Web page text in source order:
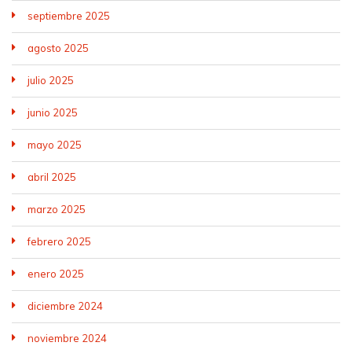
septiembre 2025
agosto 2025
julio 2025
junio 2025
mayo 2025
abril 2025
marzo 2025
febrero 2025
enero 2025
diciembre 2024
noviembre 2024